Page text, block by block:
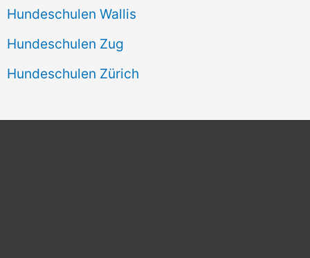
Hundeschulen Wallis
Hundeschulen Zug
Hundeschulen Zürich